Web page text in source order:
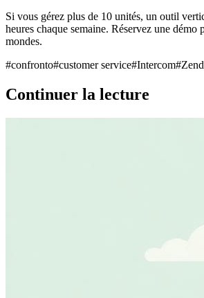
Si vous gérez plus de 10 unités, un outil
heures chaque semaine. Réservez une démo
mondes.
#confronto#customer service#Intercom#
Continuer la lecture